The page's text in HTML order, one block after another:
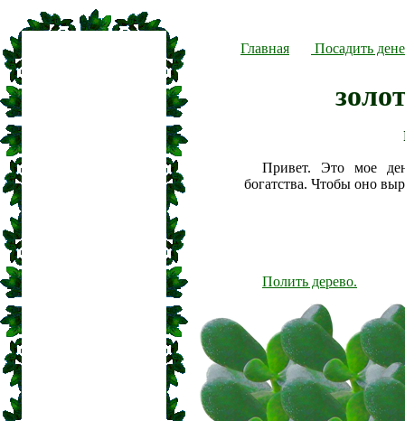
Главная Посадить
Привет. Это мое
богатства. Чтобы оно
Полить дерево.